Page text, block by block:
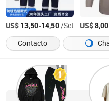
US$ 13,50-14,50/Set US$8,00
Contacto